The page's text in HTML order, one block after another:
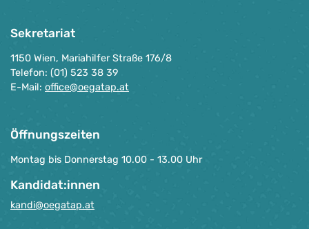
Sekretariat
1150 Wien, Mariahilfer Straße 176/8
Telefon: (01) 523 38 39
E-Mail: office@oegatap.at
Öffnungszeiten
Montag bis Donnerstag 10.00 - 13.00 Uhr
Kandidat:innen
kandi@oegatap.at